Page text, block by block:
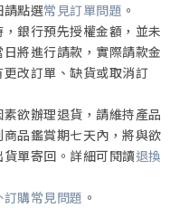
請點選常見訂單問題 。
銀行預先授權金額，並未
將進行請款，實際請款金
改訂單、缺貨或取消訂
欲辦理退貨，請維持產品
品鑑賞期七天內，將與欲
單寄回。詳細可閱讀退換
訂購常見問題 。